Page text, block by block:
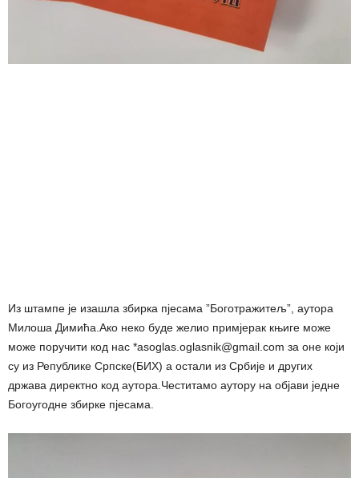
Из штампе је изашла збирка пјесама ”Боготражитељ”, аутора
Милоша Димића.Ако неко буде желио примјерак књиге може
може поручити код нас *asoglas.oglasnik@gmail.com за оне који
су из Републике Српске(БИХ) а остали из Србије и других
држава директно код аутора.Честитамо аутору на објави једне
Богоугодне збирке пјесама.